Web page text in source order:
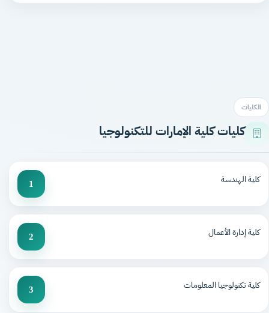
الكليات
كليات كلية الإمارات للتكنولوجيا
كلية الهندسة 1
كلية إدارة الأعمال 2
كلية تكنولوجيا المعلومات 3